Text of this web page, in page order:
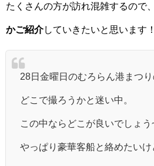
たくさんの方が訪れ混雑するので、
かご紹介していきたいと思います！
28日金曜日のむろらん港まつり
どこで撮ろうかと迷い中。
この中ならどこが良いでしょう
やっぱり豪華客船と絡めたいけ